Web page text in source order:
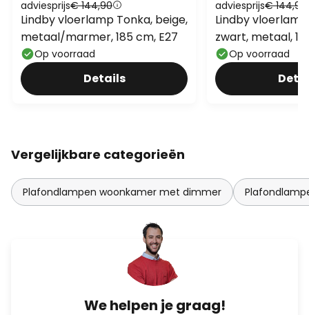
adviesprijs€ 144,90
Lindby vloerlamp Tonka, beige,
metaal/marmer, 185 cm, E27
Op voorraad
Details
adviesprijs€ 144,90
Lindby
zwart, metaal,
Op voorraad
Vergelijkbare categorieën
Plafondlampen woonkamer met dimmer
We helpen je graag!